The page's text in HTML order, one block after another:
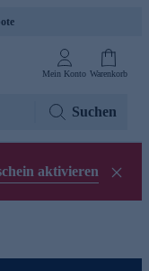
Mein Konto Warenkorb
Suchen
aktivieren